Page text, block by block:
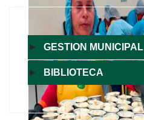
► GESTION MUNICIPAL
► BIBLIOTECA